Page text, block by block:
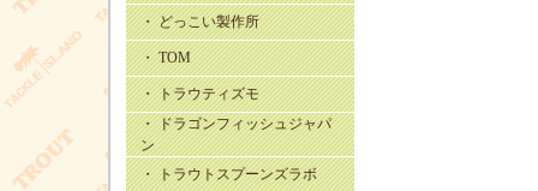
・ どっこい製作所
・ TOM
・ トラウティズモ
・ ドラゴンフィッシュジャパ
ン
・ トラウトスプーンズラボ